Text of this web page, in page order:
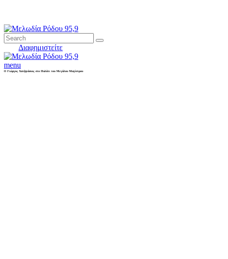
Διαφημιστείτε
menu
Ο Γιώργος Χατζηνάσιος στο Παλάτι του Μεγάλου Μαγίστρου